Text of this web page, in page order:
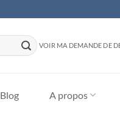
VOIR MA DEMANDE DE
Blog A propos